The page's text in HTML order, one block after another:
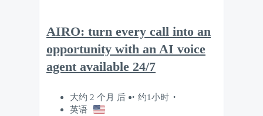
AIRO: turn every call into an
opportunity with an AI voice
agent available 24/7
大约 2 个月 后
约1小时
英语